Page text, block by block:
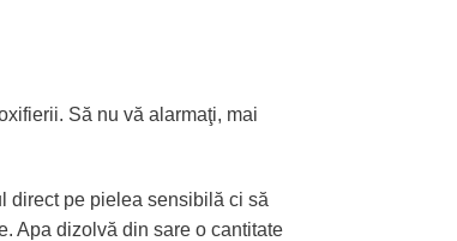
Să nu vă alarmaţi, mai
direct pe pielea sensibilă ci să
Apa dizolvă din sare o cantitate